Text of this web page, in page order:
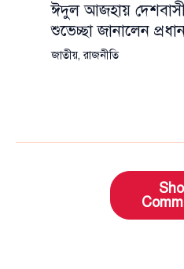
ঈদুল আজহায়
শুভেচ্ছা জানালেন
জাতীয়,রাজনীতি